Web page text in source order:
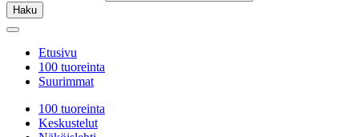
Haku
Etusivu
100 tuoreinta
Suurimmat
100 tuoreinta
Keskustelut